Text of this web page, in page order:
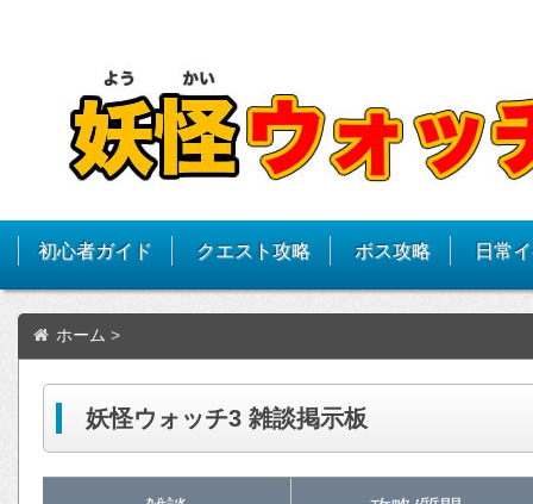
初心者ガイド クエスト攻略 ボス攻略 日常
ホーム >
妖怪ウォッチ3 雑談掲示板